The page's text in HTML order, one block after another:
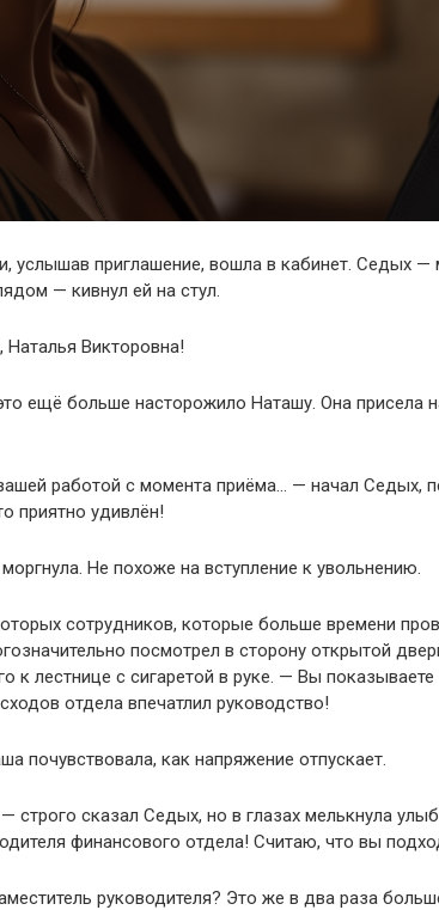
услышав приглашение, вошла в кабинет. Седых —
— кивнул ей на стул.
Викторовна!
ещё больше насторожило Наташу. Она присела
работой с момента приёма… — начал Седых,
приятно удивлён!
Не похоже на вступление к увольнению.
сотрудников, которые больше времени
посмотрел в сторону открытой
к лестнице с сигаретой в руке. — Вы
отдела впечатлил руководство!
почувствовала, как напряжение отпускает.
строго сказал Седых, но в глазах мелькнула
финансового отдела! Считаю, что вы
руководителя? Это же в два раза